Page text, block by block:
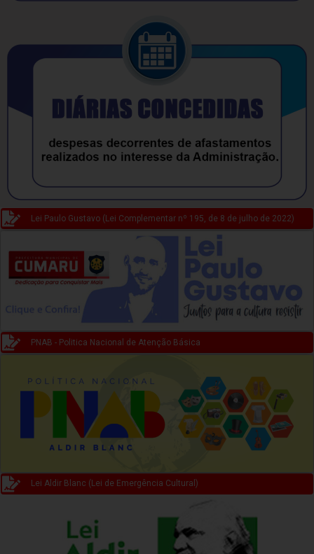
Lei Paulo Gustavo (Lei Complementar nº 195, de 8 de julho de 2022)
PNAB - Politica Nacional de Atenção Básica
Lei Aldir Blanc (Lei de Emergência Cultural)